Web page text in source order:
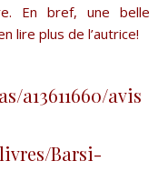
En bref, une belle
lire plus de l’autrice!
a13611660/avis
Barsi-